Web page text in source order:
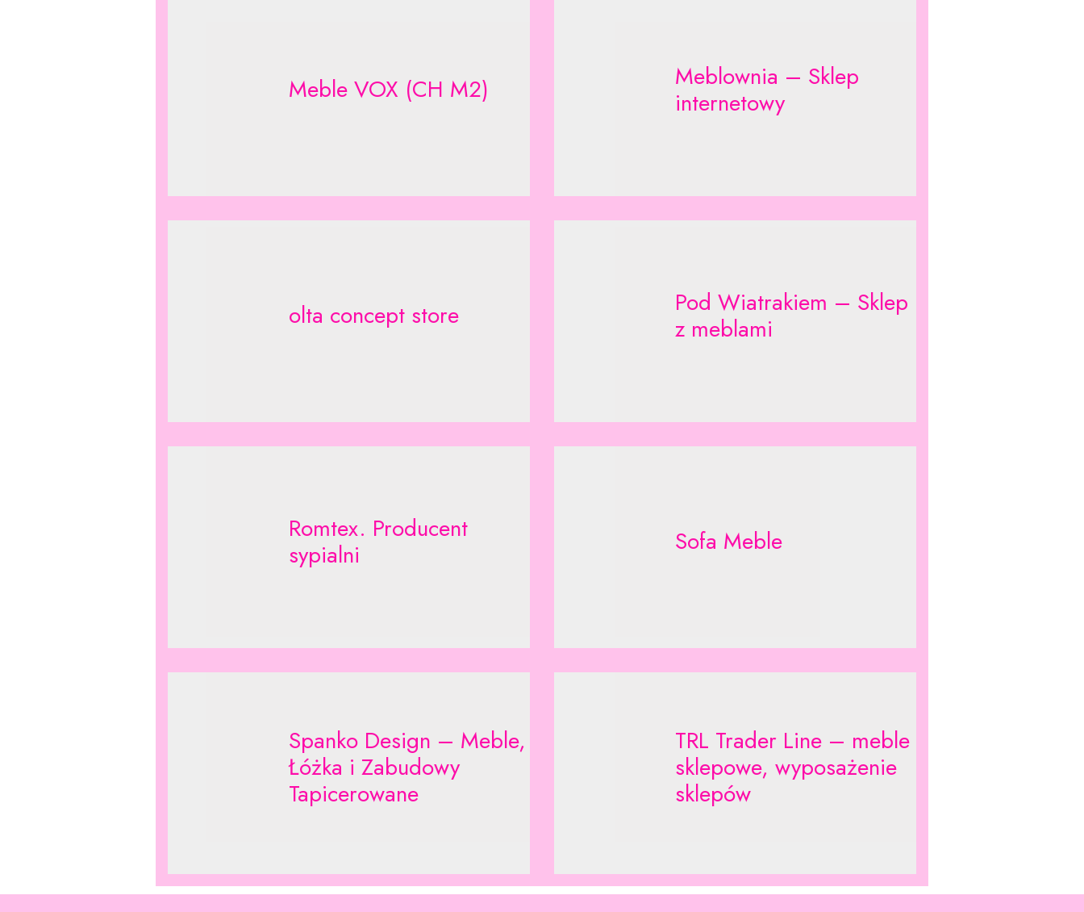
Meble VOX (CH M2)
Meblownia – Sklep
internetowy
olta concept store
Pod Wiatrakiem – Sklep
z meblami
Romtex. Producent
sypialni
Sofa Meble
Spanko Design – Meble,
Łóżka i Zabudowy
Tapicerowane
TRL Trader Line – meble
sklepowe, wyposażenie
sklepów